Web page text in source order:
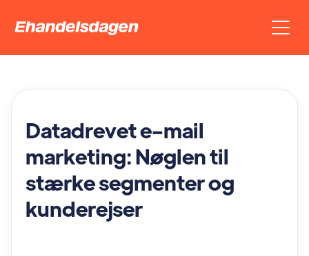
Datadrevet e-mail
marketing: Nøglen til
stærke segmenter og
kunderejser